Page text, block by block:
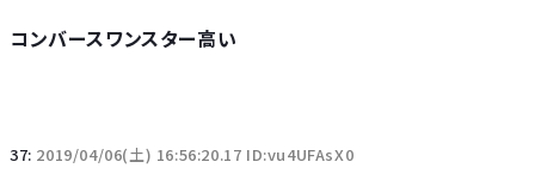
コンバースワンスター高い
37: 2019/04/06(土) 16:56:20.17 ID:vu4UFAsX0